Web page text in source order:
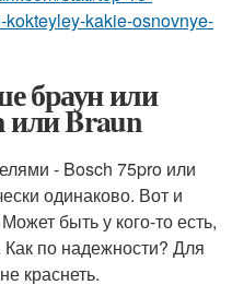
kakie-osnovnye-
браун или
или Braun
- Bosch 75pro или
одинаково. Вот и
быть у кого-то есть,
по надежности? Для
краснеть.